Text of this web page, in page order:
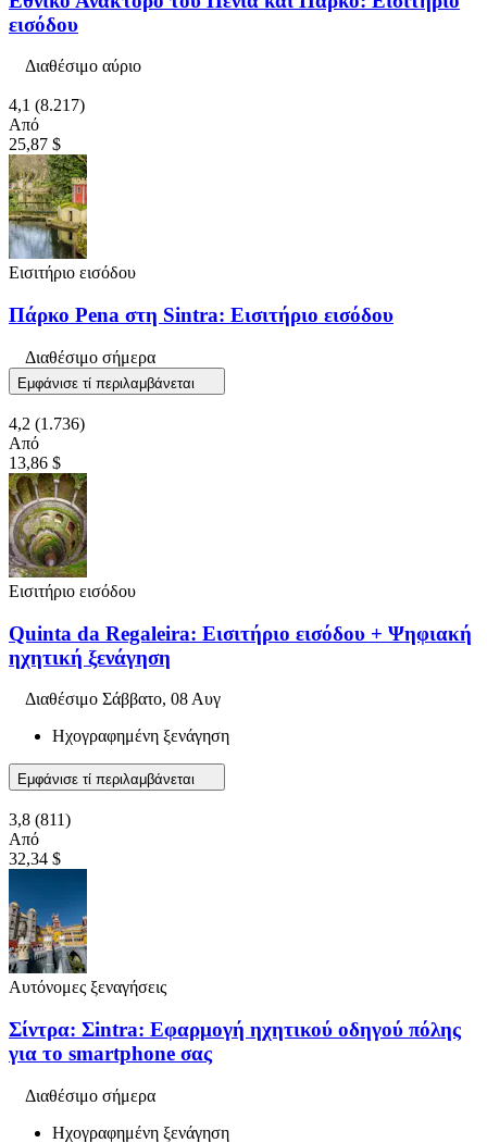
εισόδου
Διαθέσιμο αύριο
4,1 (8.217)
Από
25,87 $
Εισιτήριο εισόδου
Πάρκο Pena στη Sintra: Εισιτήριο εισόδου
Διαθέσιμο σήμερα
Εμφάνισε τί περιλαμβάνεται
4,2 (1.736)
Από
13,86 $
Εισιτήριο εισόδου
Quinta da Regaleira: Εισιτήριο εισόδου + Ψηφιακή
ηχητική ξενάγηση
Διαθέσιμο Σάββατο, 08 Αυγ
Ηχογραφημένη ξενάγηση
Εμφάνισε τί περιλαμβάνεται
3,8 (811)
Από
32,34 $
Αυτόνομες ξεναγήσεις
Σίντρα: Σintra: Εφαρμογή ηχητικού οδηγού πόλης
για το smartphone σας
Διαθέσιμο σήμερα
Ηχογραφημένη ξενάγηση